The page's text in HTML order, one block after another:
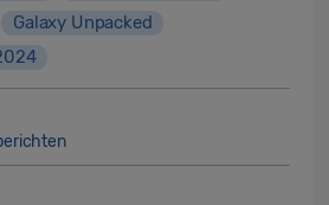
Galaxy Unpacked